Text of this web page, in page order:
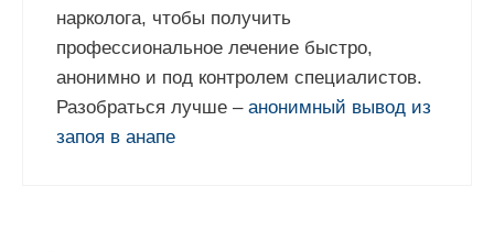
нарколога, чтобы получить
профессиональное лечение быстро,
анонимно и под контролем специалистов.
Разобраться лучше – анонимный вывод из
запоя в анапе